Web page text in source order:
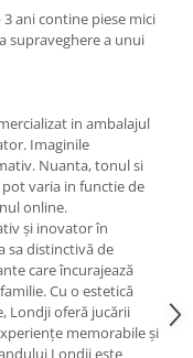
3 ani contine piese mici
supraveghere a unui
in ambalajul
Imaginile
Nuanta, tonul si
varia in functie de
online.
și inovator în
sa distinctivă de
care încurajează
Cu o estetică
Londji oferă jucării
memorabile și
Londji este